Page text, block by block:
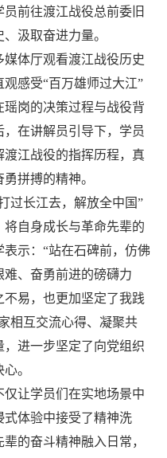
员前往渡江战役总前委旧
汲取奋进力量。
体厅观看渡江战役历史
观感受“百万雄师过大江”
岗的决策过程与战役背
在讲解员引导下，学员
江战役的指挥历程，真
拼搏的精神。
过长江去，解放全中国”
自身成长与革命先辈的
表示 ： “站在石碑前，仿佛
、奋勇前进的磅礴力
易，也更加坚定了我践
相互交流心得、凝聚共
进一步坚定了向党组织
。
让学员们在实地场景中
体验中接受了精神洗
的奋斗精神融入日常，